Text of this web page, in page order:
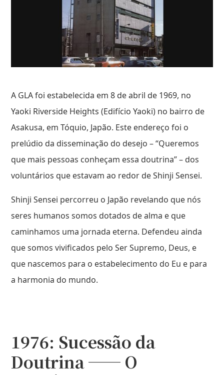
A GLA foi estabelecida em 8 de abril de 1969, no
Yaoki Riverside Heights (Edifício Yaoki) no bairro de
Asakusa, em Tóquio, Japão. Este endereço foi o
prelúdio da disseminação do desejo – “Queremos
que mais pessoas conheçam essa doutrina” – dos
voluntários que estavam ao redor de Shinji Sensei.
Shinji Sensei percorreu o Japão revelando que nós
seres humanos somos dotados de alma e que
caminhamos uma jornada eterna. Defendeu ainda
que somos vivificados pelo Ser Supremo, Deus, e
que nascemos para o estabelecimento do Eu e para
a harmonia do mundo.
1976: Sucessão da
Doutrina ── O